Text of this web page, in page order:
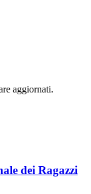
aggiornati.
dei Ragazzi